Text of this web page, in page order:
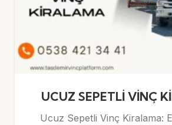
UCUZ SEPETLİ VİNÇ
Ucuz Sepetli Vinç Kiralama: